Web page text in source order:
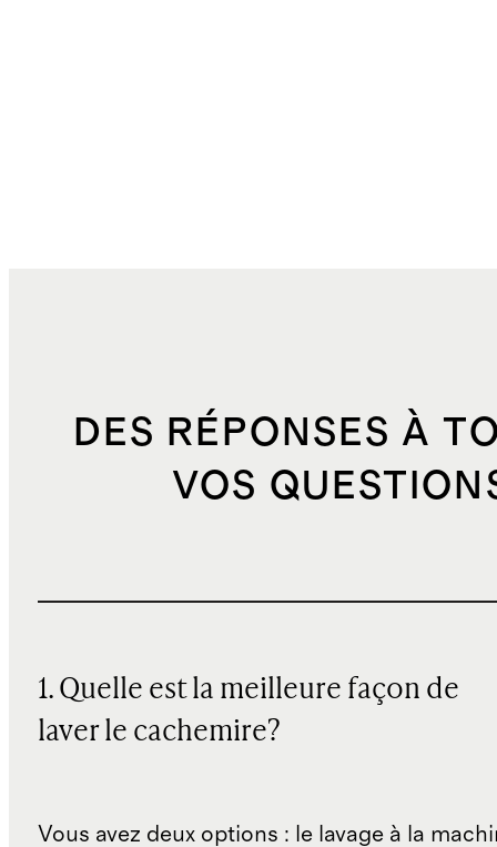
DES RÉPONSES À
VOS
1. Quelle est la meilleure façon de
laver le cachemire?
Vous avez deux options : le lavage à la